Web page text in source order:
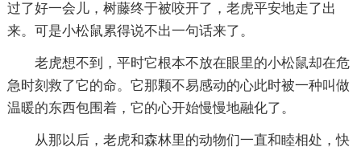
过了好一会儿，树藤终于被咬开了，老虎平安地走了出
来。可是小松鼠累得说不出一句话来了。
老虎想不到，平时它根本不放在眼里的小松鼠却在危
急时刻救了它的命。它那颗不易感动的心此时被一种叫做
温暖的东西包围着，它的心开始慢慢地融化了。
从那以后，老虎和森林里的动物们一直和睦相处，快